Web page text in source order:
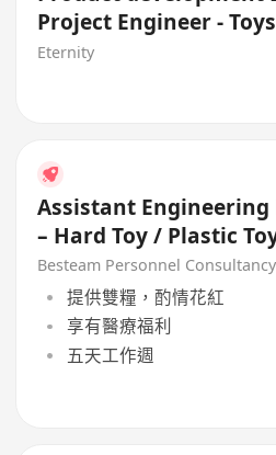
Project Engineer -
Eternity
Assistant
– Hard Toy / Plastic
Days
Besteam Personnel
提供雙糧，酌情花紅
享有醫療福利
五天工作週